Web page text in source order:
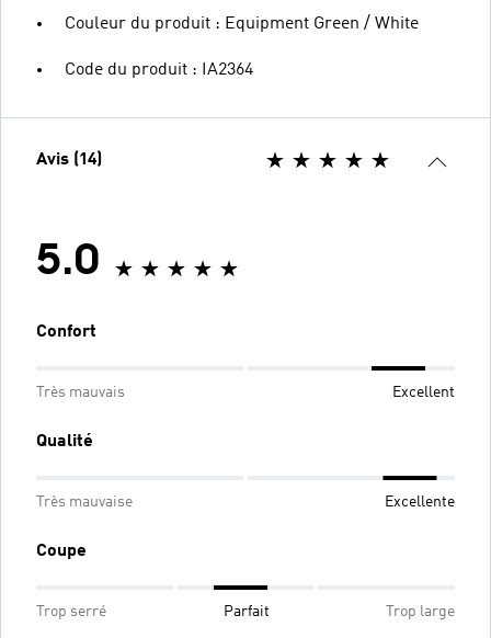
Couleur du produit : Equipment Green / White
Code du produit : IA2364
Avis (14)
5.0
Confort
Très mauvais Excellent
Qualité
Très mauvaise Excellente
Coupe
Trop serré Parfait Trop large